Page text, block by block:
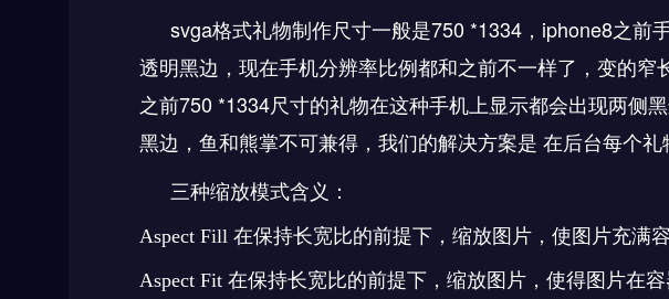
svga格式礼物制作尺寸一般是750 *1334 ， iphone8之前
透明黑边，现在手机分辨率比例都和之前不一样了，变的窄
之前750 *1334尺寸的礼物在这种手机上显示都会出现两侧
黑边，鱼和熊掌不可兼得，我们的解决方案是 在后台每个礼
三种缩放模式含义：
Aspect Fill 在保持长宽比的前提下，缩放图片，使图片充满容
Aspect Fit 在保持长宽比的前提下，缩放图片，使得图片在容